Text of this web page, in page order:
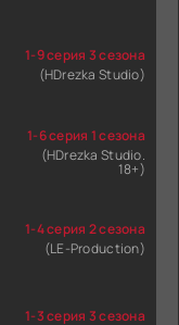
1-9 серия 3 сезона
(HDrezka Studio)
1-6 серия 1 сезона
(HDrezka Studio.
18+)
1-4 серия 2 сезона
(LE-Production)
1-3 серия 3 сезона